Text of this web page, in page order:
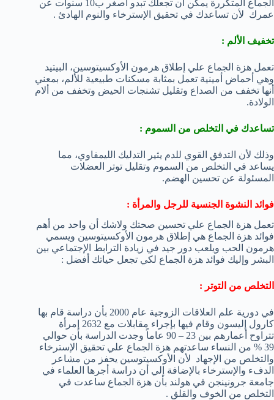
الجماع المتكررة يمكن أن تجعلك تبدو أصغر ب10 سنوات عن
عمرك لأن تساعدك في تحقيق الإسترخاء والنوم الهادئ .
تخفيف الألم :
تعمل هزة الجماع علي إطلاق هرمون الأوكسيتوسين، البيتيد
وهي أحماض أمينية تعمل بمثابة مسكنات طبيعية للألم، بمعني
أنها تخفف من الصداع وتقليل تشنجات الحيض وتخفف من ألام
الولادة.
تساعدك في التخلص من السموم :
وذلك لأن التدفق القوي للدم يثير التدليك الليمفاوي، مما
يساعد في التخلص من السموم وتقليل توتر العضلات
المسئولة عن تحسين الهضم.
فوائد النشوة الجنسية للرجل والمرأة :
تعمل هزة الجماع علي تحسين صحتك ولاشك أن واحد من أهم
فوائد هزة الجماع هي إطلاق هرمون الأوكسيتوسين ويسمي
هرمون الحب ويلعب دور جيد في زيادة الترابط الإجتماعي بين
البشر وإليك فوائد هزة الجماع لكي تجعل حياتك أفضل :
التخلص من التوتر :
في دورية علم العلاقات الزوجية عام 2000 بأن دراسة قام بها
كارول إليسون وقام فيها بإجراء مقابلات مع 2632 إمرأة
تتراوح أعمارهم بين 23 – 90 عاماً وجدت الدراسة بأن حوالي
39 % من النساء ساعدتهم هزة الجماع علي تحقيق الإسترخاء
والتخلص من الإجهاد لأن الأوكسيتوسين يحفز من مشاعر
الدفء والإسترخاء بالإضافة إلي أن دراسة أجرها العلماء في
جامعة جرونينجن في هولند بأن هزة الجماع ساعدت في
التخلص من الخوف والقلق .